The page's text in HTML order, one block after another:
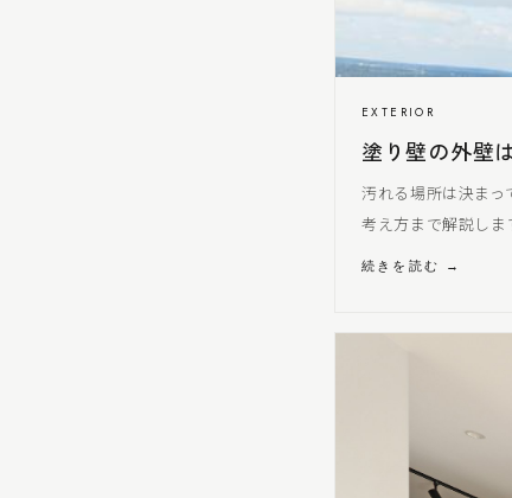
EXTERIOR
塗り壁の外壁
汚れる場所は決ま
考え方まで解説しま
続きを読む →